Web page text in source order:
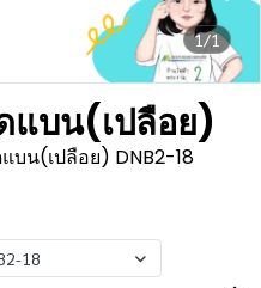
1/1
แบน(เปลือย)
บน(เปลือย) DNB2-18
18